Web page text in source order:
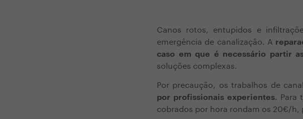
Canos rotos, entupidos e
emergência de canalização. A
caso em que é necessário partir
soluções complexas.
Por precaução, os trabalhos de
por profissionais experientes. Para
cobrados por hora rondam os 20€/